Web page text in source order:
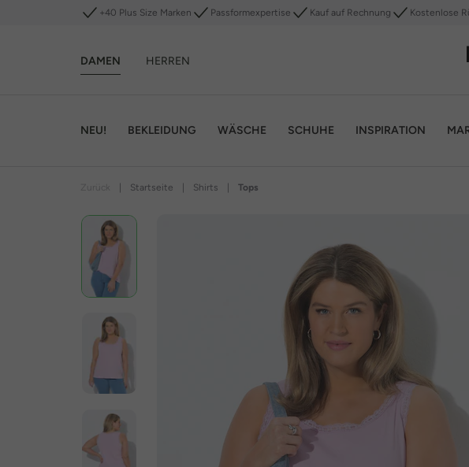
+40 Plus Size Marken Passformexpertise Kauf auf Rechnung Kostenlose
DAMEN HERREN
NEU! BEKLEIDUNG WÄSCHE SCHUHE INSPIRATION
Startseite Shirts Tops